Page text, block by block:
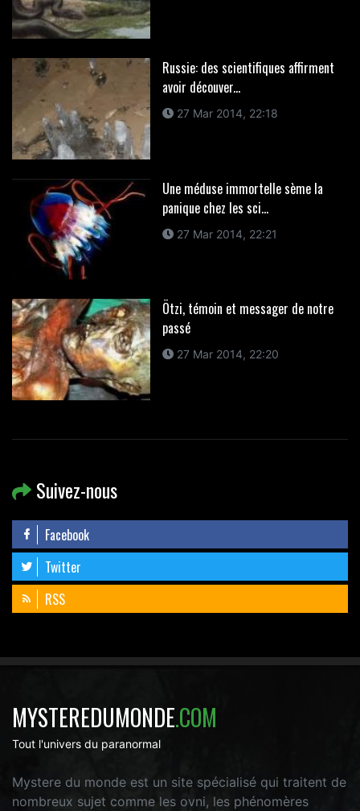
Russie: des scientifiques affirment
avoir découver...
27 Mar 2014, 22:18
Une méduse immortelle sème la
panique chez les sci...
27 Mar 2014, 22:21
Ötzi, témoin et messager de notre
passé
27 Mar 2014, 22:20
Suivez-nous
Facebook
Twitter
RSS
MYSTEREDUMONDE.COM
Tout l'univers du paranormal
Mystere du monde est un site spécialisé qui traitent de
nombreux sujet comme les ovni, les phénomères